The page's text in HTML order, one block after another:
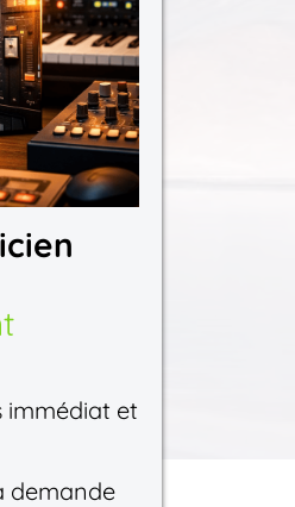
immédiat et
demande